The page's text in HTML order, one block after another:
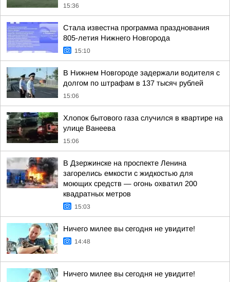
15:36
Стала известна программа празднования
805-летия Нижнего Новгорода
15:10
В Нижнем Новгороде задержали водителя с
долгом по штрафам в 137 тысяч рублей
15:06
Хлопок бытового газа случился в квартире на
улице Ванеева
15:06
В Дзержинске на проспекте Ленина
загорелись емкости с жидкостью для
моющих средств — огонь охватил 200
квадратных метров
15:03
Ничего милее вы сегодня не увидите!
14:48
Ничего милее вы сегодня не увидите!